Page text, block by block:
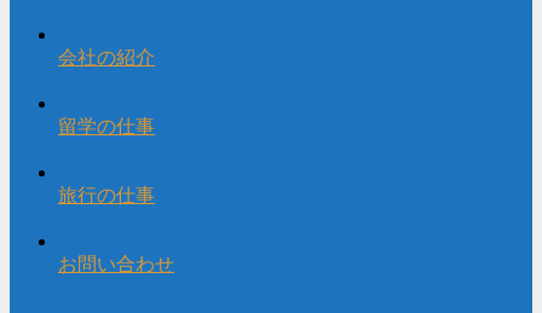
会社の紹介
留学の仕事
旅行の仕事
お問い合わせ